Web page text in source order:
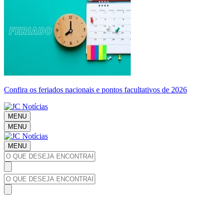
Confira os feriados nacionais e pontos facultativos de 2026
MENU
MENU
MENU